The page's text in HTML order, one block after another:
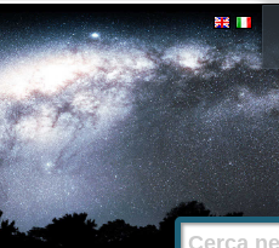
Cerca nel